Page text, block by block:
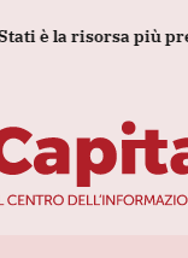
è la risorsa più